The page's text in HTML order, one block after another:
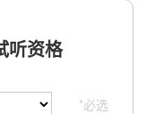
资格
*必选